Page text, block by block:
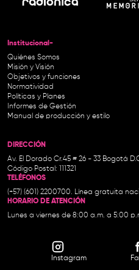
Institucional-
Quiénes Somos
Misión y Visión
Objetivos y funciones
Normatividad
Políticas y Planes
Informes de Gestión
Manual de producción y estilo
DIRECCIÓN
Av. El Dorado Cr.45 # 26 - 33 Bogotá
Código Postal: 111321
TELÉFONOS
(+57) (601) 2200700. Línea gratuita
HORARIO DE ATENCIÓN
Lunes a viernes de 8:00 a.m. a 5:00
Instagram